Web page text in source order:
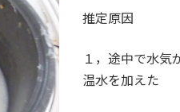
推定原因
１，途中で水気
温水を加えた